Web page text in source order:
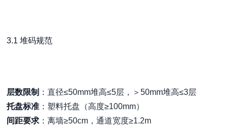
3.1 堆码规范
层数限制 ：直径≤50mm堆高≤5层，＞50mm堆高≤3层
托盘标准 ：塑料托盘（高度≥100mm）
间距要求 ：离墙≥50cm，通道宽度≥1.2m